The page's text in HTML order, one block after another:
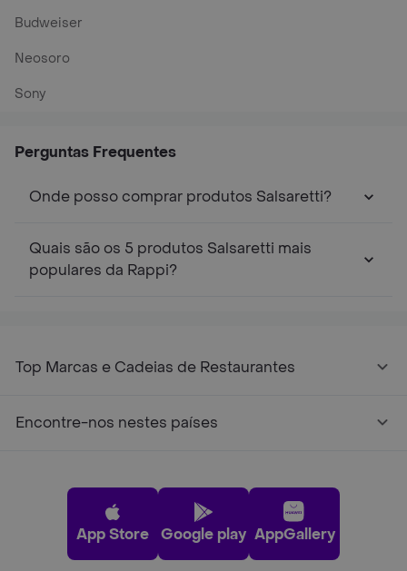
Budweiser
Neosoro
Sony
Perguntas Frequentes
Onde posso comprar produtos Salsaretti?
Quais são os 5 produtos Salsaretti mais
populares da Rappi?
Top Marcas e Cadeias de Restaurantes
Encontre-nos nestes países
App Store Google play AppGallery